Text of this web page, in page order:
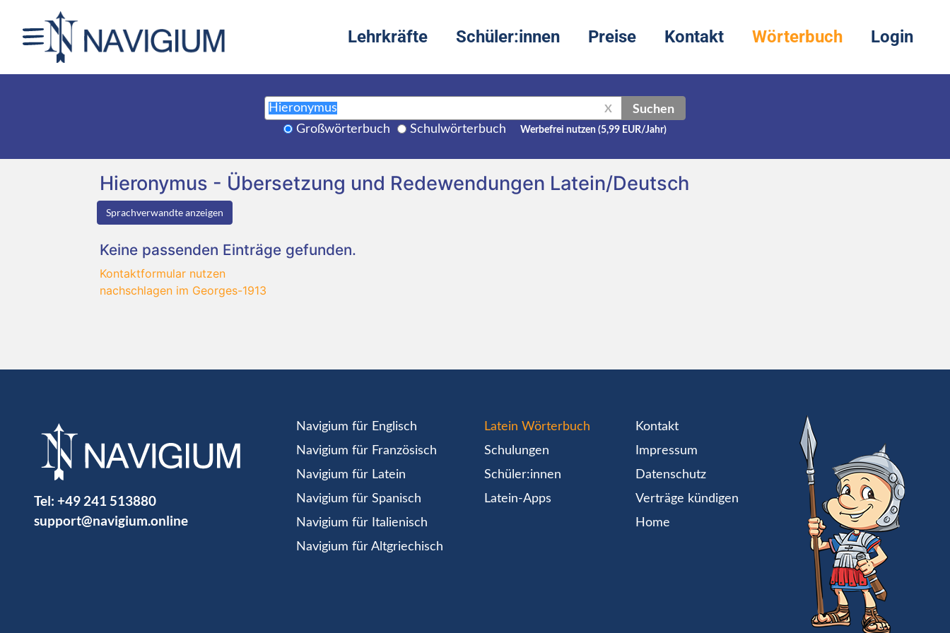
Lehrkräfte Schüler:innen Preise Kontakt Wörterbuch Login
X Suchen
Großwörterbuch Schulwörterbuch Werbefrei nutzen (5,99 EUR/Jahr)
Hieronymus - Übersetzung und Redewendungen Latein/Deutsch
Sprachverwandte anzeigen
Keine passenden Einträge gefunden.
Kontaktformular nutzen
nachschlagen im Georges-1913
Tel: +49 241 513880
support@navigium.online
Navigium für Englisch
Navigium für Französisch
Navigium für Latein
Navigium für Spanisch
Navigium für Italienisch
Navigium für Altgriechisch
Latein Wörterbuch
Schulungen
Schüler:innen
Latein-Apps
Kontakt
Impressum
Datenschutz
Verträge kündigen
Home